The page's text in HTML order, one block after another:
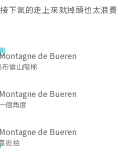
下氣的走上來就掉頭也太浪費
倫山階梯
個角度
近拍